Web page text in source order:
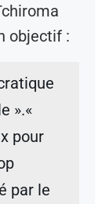
objectif :
».«
pour
par le